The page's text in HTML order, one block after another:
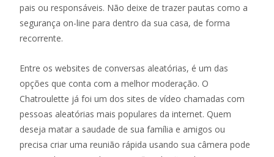
pais ou responsáveis. Não deixe de trazer pautas como a
segurança on-line para dentro da sua casa, de forma
recorrente.
Entre os websites de conversas aleatórias, é um das
opções que conta com a melhor moderação. O
Chatroulette já foi um dos sites de vídeo chamadas com
pessoas aleatórias mais populares da internet. Quem
deseja matar a saudade de sua família e amigos ou
precisa criar uma reunião rápida usando sua câmera pode